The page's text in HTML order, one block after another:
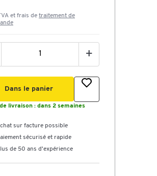
et frais de traitement de
+
Dans le panier
livraison : dans 2 semaines
sur facture possible
sécurisé et rapide
de 50 ans d'expérience